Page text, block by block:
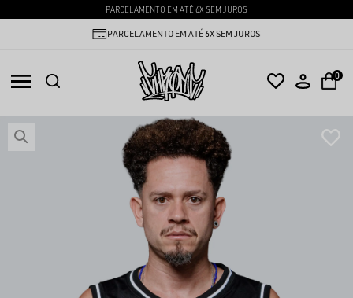
PARCELAMENTO EM ATÉ 6X SEM JUROS
PARCELAMENTO EM ATÉ 6X SEM JUROS
0